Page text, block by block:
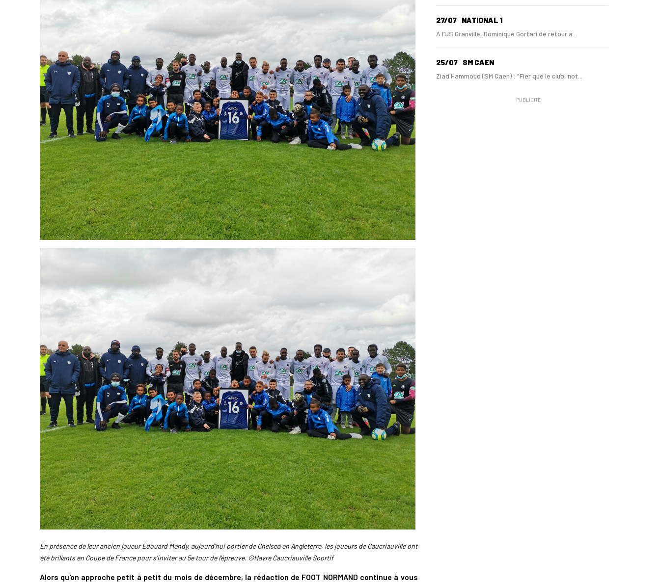
En présence de leur ancien joueur Edouard Mendy, aujourd'hui portier de Chelsea en Angleterre, les joueurs de Caucriauville ont
été brillants en Coupe de France pour s'inviter au 5e tour de l'épreuve. ©Havre Caucriauville Sportif
Alors qu'on approche petit à petit du mois de décembre, la rédaction de FOOT NORMAND continue à vous
27/07 NATIONAL 1
A l’US Granville, Dominique Gortari de retour a...
25/07 SM CAEN
Ziad Hammoud (SM Caen) : "Fier que le club, not...
SM CAEN - MERCATO
PUBLICITÉ